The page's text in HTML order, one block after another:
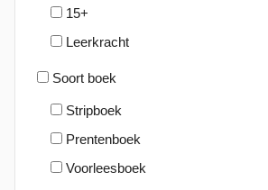
15+
Leerkracht
Soort boek
Stripboek
Prentenboek
Voorleesboek